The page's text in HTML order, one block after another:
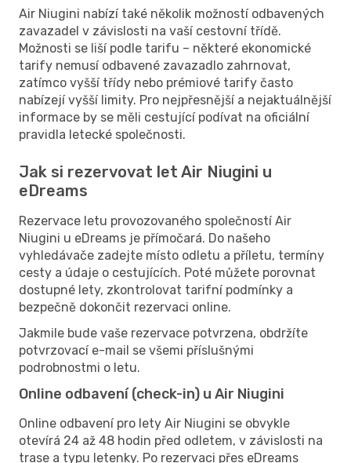
Air Niugini nabízí také několik možností odbavených
zavazadel v závislosti na vaší cestovní třídě.
Možnosti se liší podle tarifu – některé ekonomické
tarify nemusí odbavené zavazadlo zahrnovat,
zatímco vyšší třídy nebo prémiové tarify často
nabízejí vyšší limity. Pro nejpřesnější a nejaktuálnější
informace by se měli cestující podívat na oficiální
pravidla letecké společnosti.
Jak si rezervovat let Air Niugini u
eDreams
Rezervace letu provozovaného společností Air
Niugini u eDreams je přímočará. Do našeho
vyhledávače zadejte místo odletu a příletu, termíny
cesty a údaje o cestujících. Poté můžete porovnat
dostupné lety, zkontrolovat tarifní podmínky a
bezpečně dokončit rezervaci online.
Jakmile bude vaše rezervace potvrzena, obdržíte
potvrzovací e-mail se všemi příslušnými
podrobnostmi o letu.
Online odbavení (check-in) u Air Niugini
Online odbavení pro lety Air Niugini se obvykle
otevírá 24 až 48 hodin před odletem, v závislosti na
trase a typu letenky. Po rezervaci přes eDreams